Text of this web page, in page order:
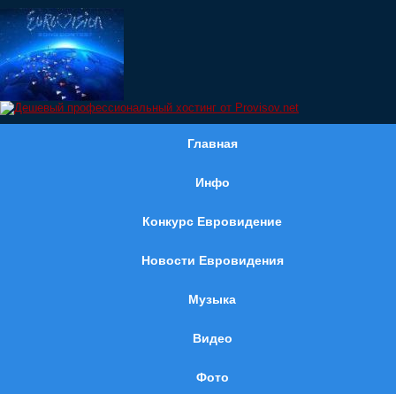
Главная
Инфо
Конкурс Евровидение
Новости Евровидения
Музыка
Видео
Фото